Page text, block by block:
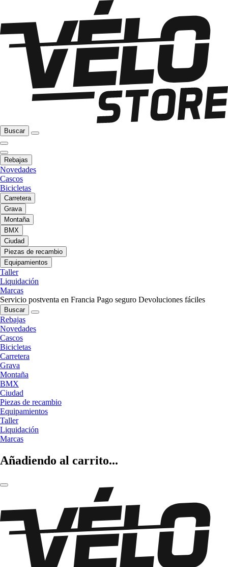
Buscar
Rebajas
Novedades
Cascos
Bicicletas
Carretera
Grava
Montaña
BMX
Ciudad
Piezas de recambio
Equipamientos
Taller
Liquidación
Marcas
Servicio postventa en Francia Pago seguro Devoluciones fáciles
Buscar
Rebajas
Novedades
Cascos
Bicicletas
Carretera
Grava
Montaña
BMX
Ciudad
Piezas de recambio
Equipamientos
Taller
Liquidación
Marcas
Añadiendo al carrito...